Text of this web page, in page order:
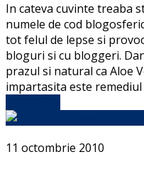
In cateva cuvinte treaba
numele de cod
tot felul de lepse si
bloguri si cu bloggeri.
prazul si natural ca Aloe
impartasita este
11 octombrie 2010